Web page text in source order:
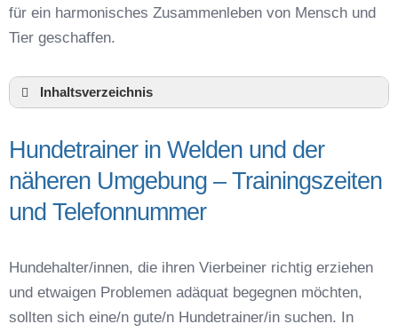
für ein harmonisches Zusammenleben von Mensch und
Tier geschaffen.
Inhaltsverzeichnis
Hundetrainer in Welden und der näheren
Telefonnummer
Das macht einen guten Hundetrainer aus
Hundetrainer Ausbildung in Welden oder online
Hundezubehör für das Training und
Hundespielzeug zur Beschäftigung
Hundetrainer in Welden und der
näheren Umgebung – Trainingszeiten
und Telefonnummer
Hundehalter/innen, die ihren Vierbeiner richtig erziehen
und etwaigen Problemen adäquat begegnen möchten,
sollten sich eine/n gute/n Hundetrainer/in suchen. In